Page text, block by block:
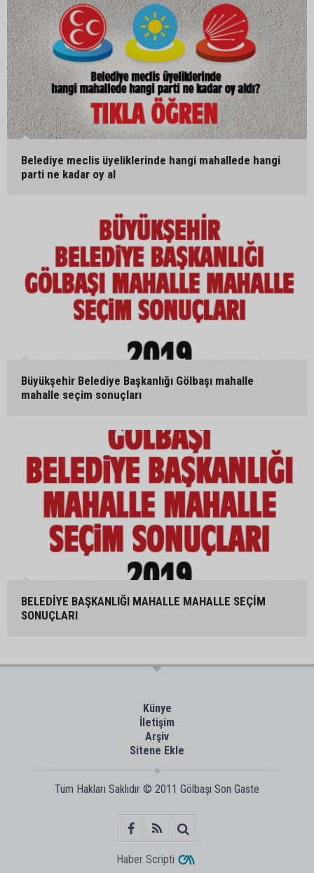
Belediye meclis üyeliklerinde hangi mahallede hangi
parti ne kadar oy al
Büyükşehir Belediye Başkanlığı Gölbaşı mahalle
mahalle seçim sonuçları
BELEDİYE BAŞKANLIĞI MAHALLE MAHALLE SEÇİM
SONUÇLARI
Künye
İletişim
Arşiv
Sitene Ekle
Tüm Hakları Saklıdır © 2011 Gölbaşı Son Gaste
Haber Scripti